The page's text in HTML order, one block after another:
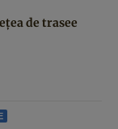
de trasee